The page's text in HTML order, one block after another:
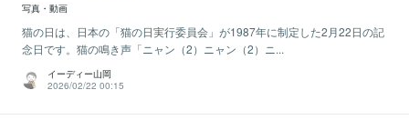
写真・動画
猫の日は、日本の「猫の日実行委員会」が1987年に制定した2月22日の記
念日です。猫の鳴き声「ニャン（2）ニャン（2）ニ...
イーディー山岡
2026/02/22 00:15